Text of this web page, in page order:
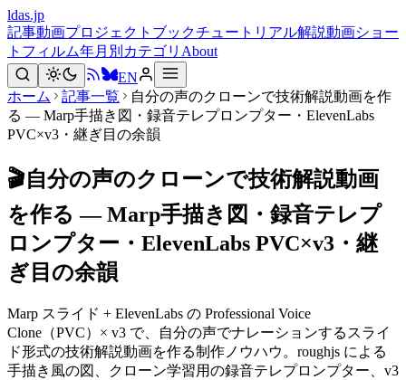
ldas.jp
記事動画プロジェクト ブックチュートリアル解説動画ショー
トフィルム年月別 カテゴリ About
EN
ホーム
記事一覧
自分の声のクローンで技術解説動画を作
る — Marp手描き図・録音テレプロンプター・ElevenLabs
PVC×v3・継ぎ目の余韻
🎬自分の声のクローンで技術解説動画
を作る — Marp手描き図・録音テレプ
ロンプター・ElevenLabs PVC×v3・継
ぎ目の余韻
Marp スライド + ElevenLabs の Professional Voice
Clone（PVC）× v3 で、自分の声でナレーションするスライ
ド形式の技術解説動画を作る制作ノウハウ。roughjs による
手描き風の図、クローン学習用の録音テレプロンプター、v3